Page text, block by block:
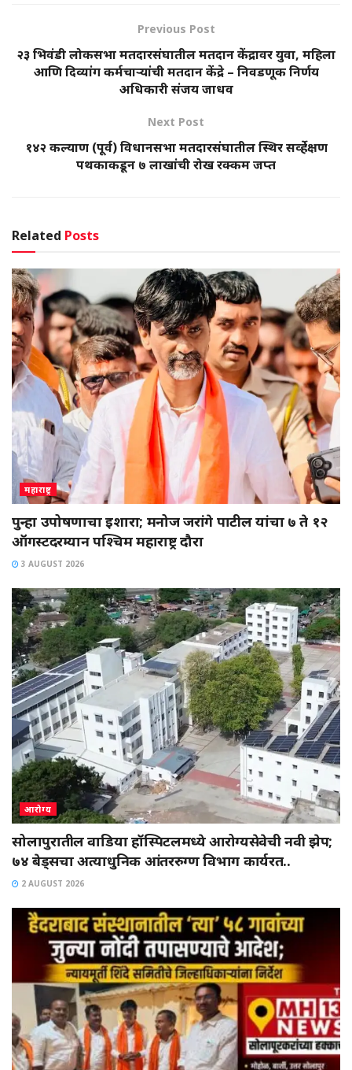
Previous Post
२३ भिवंडी लोकसभा मतदारसंघातील मतदान केंद्रावर युवा, महिला
आणि दिव्यांग कर्मचाऱ्यांची मतदान केंद्रे – निवडणूक निर्णय
अधिकारी संजय जाधव
Next Post
१४२ कल्याण (पूर्व) विधानसभा मतदारसंघातील स्थिर सर्व्हेक्षण
पथकाकडून ७ लाखांची रोख रक्कम जप्त
Related Posts
महाराष्ट्र
पुन्हा उपोषणाचा इशारा; मनोज जरांगे पाटील यांचा ७ ते १२
ऑगस्टदरम्यान पश्चिम महाराष्ट्र दौरा
3 AUGUST 2026
आरोग्य
सोलापुरातील वाडिया हॉस्पिटलमध्ये आरोग्यसेवेची नवी झेप;
७४ बेड्सचा अत्याधुनिक आंतररुग्ण विभाग कार्यरत..
2 AUGUST 2026